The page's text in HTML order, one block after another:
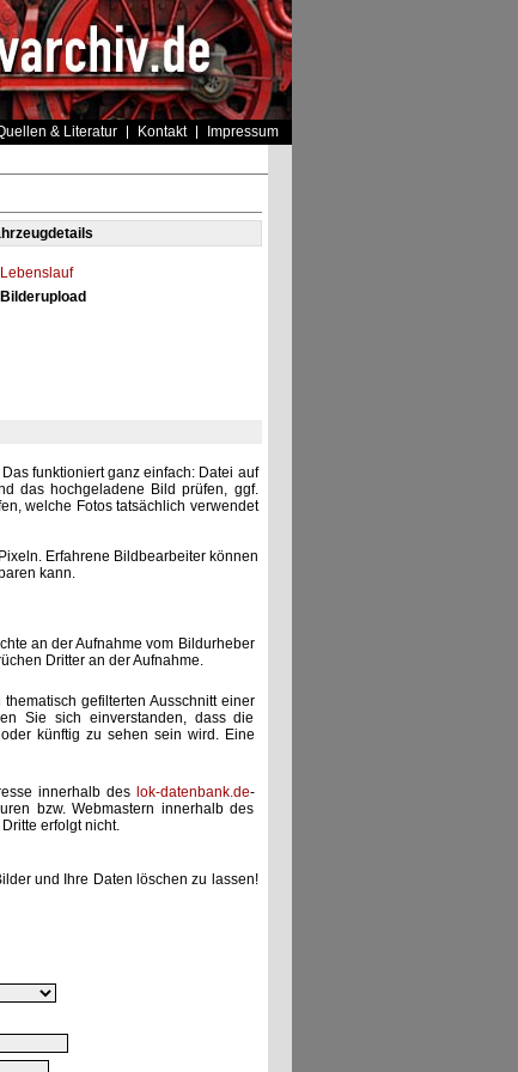
& Literatur Kontakt Impressum
Lebenslauf
Bilderupload
funktioniert ganz einfach: Datei auf
das hochgeladene Bild prüfen, ggf.
welche Fotos tatsächlich verwendet
Erfahrene Bildbearbeiter können
kann.
an der Aufnahme vom Bildurheber
Dritter an der Aufnahme.
gefilterten Ausschnitt einer
Sie sich einverstanden, dass die
künftig zu sehen sein wird. Eine
innerhalb des lok-datenbank.de-
bzw. Webmastern innerhalb des
erfolgt nicht.
und Ihre Daten löschen zu lassen!